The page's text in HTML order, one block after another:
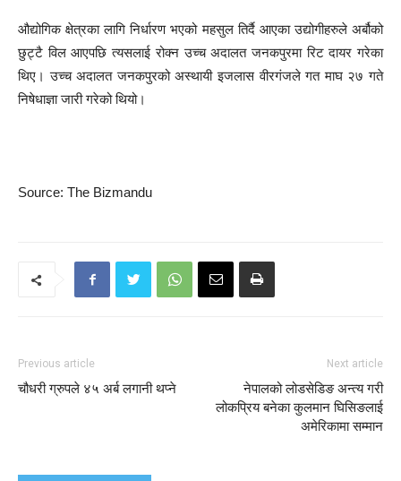
औद्योगिक क्षेत्रका लागि निर्धारण भएको महसुल तिर्दै आएका उद्योगीहरुले अर्बौको
छुट्टै विल आएपछि त्यसलाई रोक्न उच्च अदालत जनकपुरमा रिट दायर गरेका
थिए। उच्च अदालत जनकपुरको अस्थायी इजलास वीरगंजले गत माघ २७ गते
निषेधाज्ञा जारी गरेको थियो।
Source: The Bizmandu
Previous article
चौधरी ग्रुपले ४५ अर्ब लगानी थप्ने
Next article
नेपालको लोडसेडिङ अन्त्य गरी
लोकप्रिय बनेका कुलमान घिसिङलाई
अमेरिकामा सम्मान